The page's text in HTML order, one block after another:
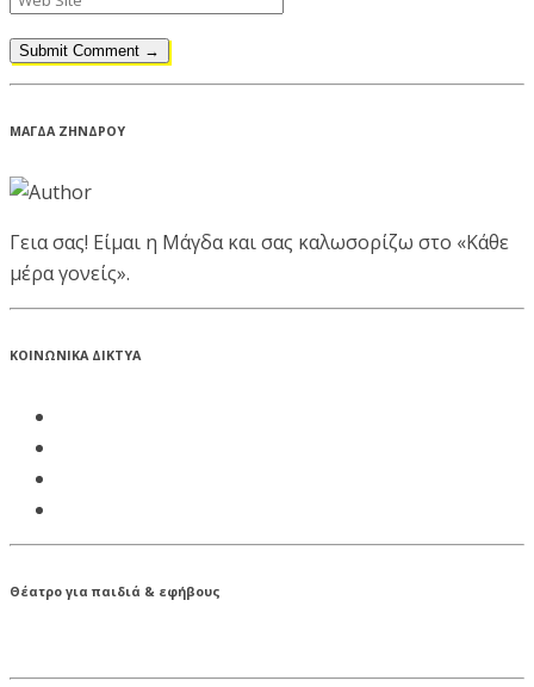
ΜΑΓΔΑ ΖΗΝΔΡΟΥ
Γεια σας! Είμαι η Μάγδα και σας καλωσορίζω στο «Κάθε
μέρα γονείς».
ΚΟΙΝΩΝΙΚΑ ΔΙΚΤΥΑ
Θέατρο για παιδιά & εφήβους